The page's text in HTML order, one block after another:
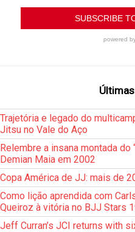
Trajetória e legado do
Jitsu no Vale do Aço
Relembre a insana montada do
Demian Maia em 2002
Copa América de JJ: mais de
Como lição aprendida com
Queiroz à vitória no BJJ Stars
Jeff Curran’s JCI returns with